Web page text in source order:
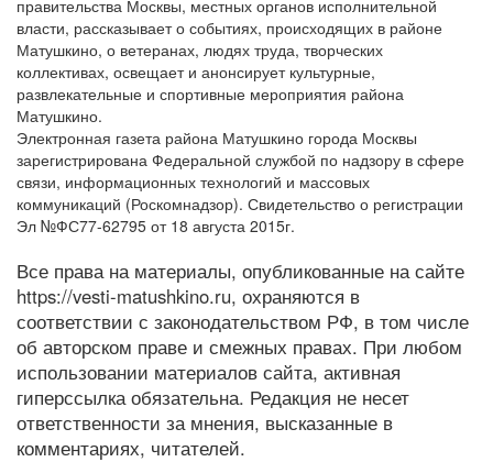
правительства Москвы, местных органов исполнительной
власти, рассказывает о событиях, происходящих в районе
Матушкино, о ветеранах, людях труда, творческих
коллективах, освещает и анонсирует культурные,
развлекательные и спортивные мероприятия района
Матушкино.
Электронная газета района Матушкино города Москвы
зарегистрирована Федеральной службой по надзору в сфере
связи, информационных технологий и массовых
коммуникаций (Роскомнадзор). Свидетельство о регистрации
Эл №ФС77-62795 от 18 августа 2015г.
Все права на материалы, опубликованные на сайте
https://vesti-matushkino.ru, охраняются в
соответствии с законодательством РФ, в том числе
об авторском праве и смежных правах. При любом
использовании материалов сайта, активная
гиперссылка обязательна. Редакция не несет
ответственности за мнения, высказанные в
комментариях, читателей.